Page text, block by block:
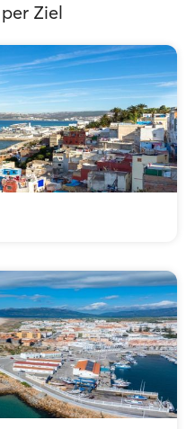
Ziel